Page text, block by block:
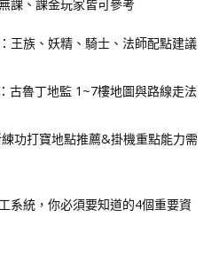
課、課金玩家皆可參考
王族、妖精、騎士、法師配點建議
古魯丁地監 1~7樓地圖與路線走法
功打寶地點推薦&掛機重點能力需
系統，你必須要知道的4個重要資